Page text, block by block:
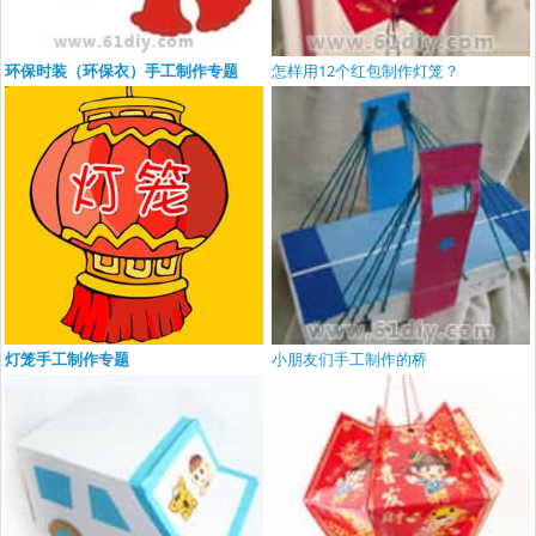
环保时装（环保衣）手工制作专题 怎样用12个红包制作灯笼？
灯笼手工制作专题 小朋友们手工制作的桥